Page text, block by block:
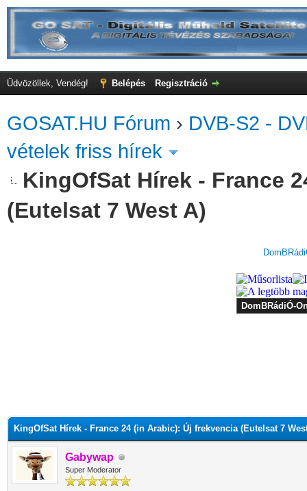
Üdvözöllek, Vendég! Belépés Regisztráció
GOSAT.HU Fórum › DVB-S2 -
vételek friss hírek
KingOfSat Hírek - France
(Eutelsat 7 West A)
KingOfSat Hírek - France 24 (in Arabic): Új frekvencia (Eutelsat 7
Gabywap
Super Moderator